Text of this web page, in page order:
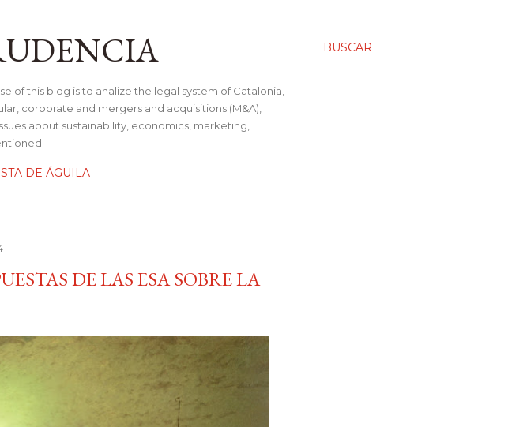
BUSCAR
of this blog is to analize the legal system of Catalonia,
corporate and mergers and acquisitions (M&A),
about sustainability, economics, marketing,
DE ÁGUILA
DE LAS ESA SOBRE LA